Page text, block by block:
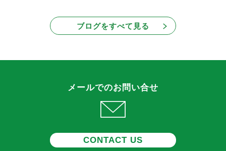
ブログをすべて見る
メールでのお問い合せ
CONTACT US